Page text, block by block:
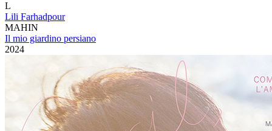
L
Lili Farhadpour
MAHIN
Il mio giardino persiano
2024